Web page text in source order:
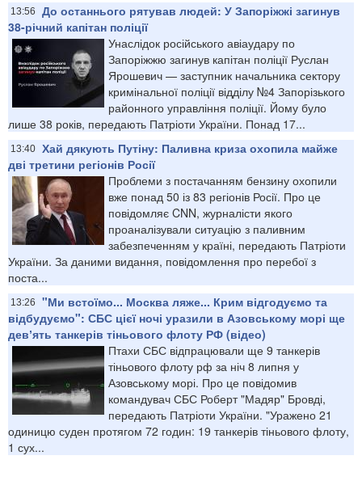
13:56
До останнього рятував людей: У Запоріжжі загинув
38-річний капітан поліції
Унаслідок російського авіаудару по
Запоріжжю загинув капітан поліції Руслан
Ярошевич — заступник начальника сектору
кримінальної поліції відділу №4 Запорізького
районного управління поліції. Йому було
лише 38 років, передають Патріоти України. Понад 17...
13:40 Хай дякують Путіну: Паливна криза охопила майже
дві третини регіонів Росії
Проблеми з постачанням бензину охопили
вже понад 50 із 83 регіонів Росії. Про це
повідомляє CNN, журналісти якого
проаналізували ситуацію з паливним
забезпеченням у країні, передають Патріоти
України. За даними видання, повідомлення про перебої з
поста...
13:26
"Ми встоїмо... Москва ляже... Крим відгодуємо та
відбудуємо": СБС цієї ночі уразили в Азовському морі ще
девʼять танкерів тіньового флоту РФ (відео)
Птахи СБС відпрацювали ще 9 танкерів
тіньового флоту рф за ніч 8 липня у
Азовському морі. Про це повідомив
командувач СБС Роберт "Мадяр" Бровді,
передають Патріоти України. "Уражено 21
одиницю суден протягом 72 годин: 19 танкерів тіньового флоту,
1 сух...